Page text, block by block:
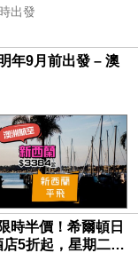
出發
年9月前出發 – 澳
時半價！希爾頓日
5折起，星期二開